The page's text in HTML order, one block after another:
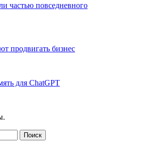
частью повседневного
продвигать бизнес
для ChatGPT